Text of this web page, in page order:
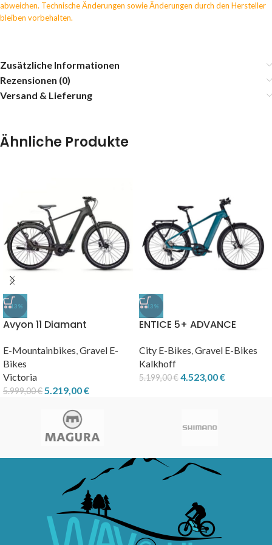
abweichen. Technische Änderungen sowie Änderungen durch den Hersteller
bleiben vorbehalten.
Zusätzliche Informationen
Rezensionen (0)
Versand & Lieferung
Ähnliche Produkte
-13%
Avyon 11 Diamant
E-Mountainbikes,Gravel E-
Bikes
Victoria
5.999,00€5.219,00€
-13%
ENTICE 5+ ADVANCE
City E-Bikes,Gravel E-Bikes
Kalkhoff
5.199,00€4.523,00€